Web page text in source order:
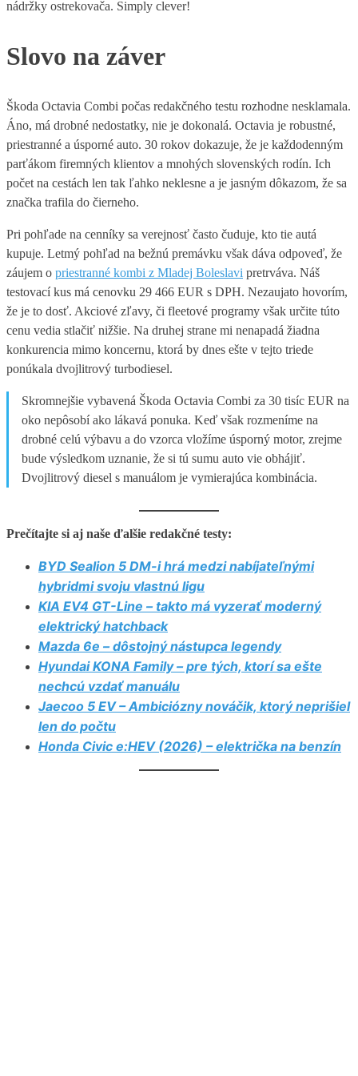
nádržky ostrekovača. Simply clever!
Slovo na záver
Škoda Octavia Combi počas redakčného testu rozhodne nesklamala.
Áno, má drobné nedostatky, nie je dokonalá. Octavia je robustné,
priestranné a úsporné auto. 30 rokov dokazuje, že je každodenným
parťákom firemných klientov a mnohých slovenských rodín. Ich
počet na cestách len tak ľahko neklesne a je jasným dôkazom, že sa
značka trafila do čierneho.
Pri pohľade na cenníky sa verejnosť často čuduje, kto tie autá
kupuje. Letmý pohľad na bežnú premávku však dáva odpoveď, že
záujem o priestranné kombi z Mladej Boleslavi pretrváva. Náš
testovací kus má cenovku 29 466 EUR s DPH. Nezaujato hovorím,
že je to dosť. Akciové zľavy, či fleetové programy však určite túto
cenu vedia stlačiť nižšie. Na druhej strane mi nenapadá žiadna
konkurencia mimo koncernu, ktorá by dnes ešte v tejto triede
ponúkala dvojlitrový turbodiesel.
Skromnejšie vybavená Škoda Octavia Combi za 30 tisíc EUR na
oko nepôsobí ako lákavá ponuka. Keď však rozmeníme na
drobné celú výbavu a do vzorca vložíme úsporný motor, zrejme
bude výsledkom uznanie, že si tú sumu auto vie obhájiť.
Dvojlitrový diesel s manuálom je vymierajúca kombinácia.
Prečítajte si aj naše ďalšie redakčné testy:
BYD Sealion 5 DM-i hrá medzi nabíjateľnými
hybridmi svoju vlastnú ligu
KIA EV4 GT-Line – takto má vyzerať moderný
elektrický hatchback
Mazda 6e – dôstojný nástupca legendy
Hyundai KONA Family – pre tých, ktorí sa ešte
nechcú vzdať manuálu
Jaecoo 5 EV – Ambiciózny nováčik, ktorý neprišiel
len do počtu
Honda Civic e:HEV (2026) – električka na benzín